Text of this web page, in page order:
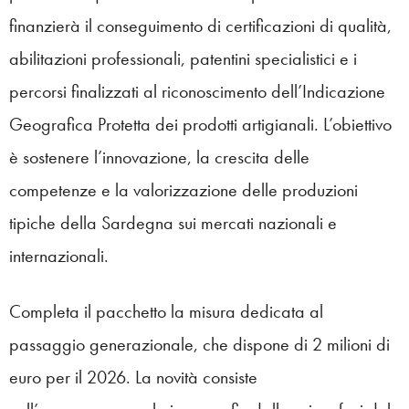
finanzierà il conseguimento di certificazioni di qualità,
abilitazioni professionali, patentini specialistici e i
percorsi finalizzati al riconoscimento dell’Indicazione
Geografica Protetta dei prodotti artigianali. L’obiettivo
è sostenere l’innovazione, la crescita delle
competenze e la valorizzazione delle produzioni
tipiche della Sardegna sui mercati nazionali e
internazionali.
Completa il pacchetto la misura dedicata al
passaggio generazionale, che dispone di 2 milioni di
euro per il 2026. La novità consiste